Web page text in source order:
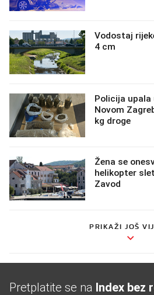
Vodostaj
4 cm
Policija
Novom
kg droge
Žena se
helikopter
Zavod
PRIKAŽI JOŠ
Pretplatite se na Index bez